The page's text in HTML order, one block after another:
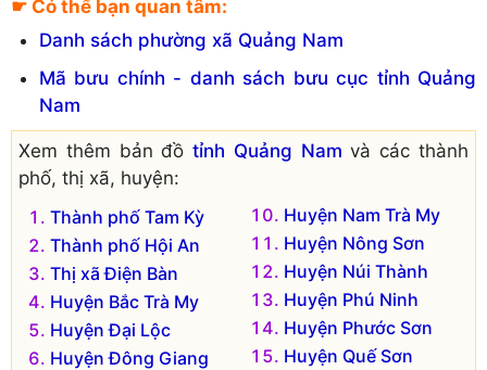
Xã Điện Hòa
Xã Điện Hồng
Xã Điện Minh
Xã Điện Tiến
Xã Điện Trung
☛ Có thể bạn quan tâm:
Danh sách phường xã Quảng Nam
Mã bưu chính - danh sách bưu cục tỉnh Quảng
Nam
Xem thêm bản đồtỉnh Quảng Nam và các thành
phố, thị xã, huyện:
Thành phố Tam Kỳ
Thành phố Hội An
Thị xã Điện Bàn
Huyện Bắc Trà My
Huyện Đại Lộc
Huyện Đông Giang
Huyện Nam Trà My
Huyện Nông Sơn
Huyện Núi Thành
Huyện Phú Ninh
Huyện Phước Sơn
Huyện Quế Sơn